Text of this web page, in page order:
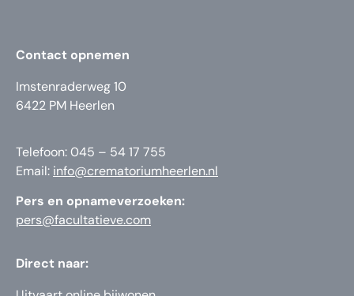
Contact opnemen
Imstenraderweg 10
6422 PM Heerlen
Telefoon: 045 – 54 17 755
Email: info@crematoriumheerlen.nl
Pers en opnameverzoeken:
pers@facultatieve.com
Direct naar: